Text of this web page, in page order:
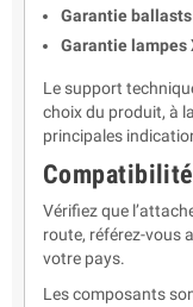
Garantie ballasts
Garantie lampes
Le support
choix du produit, à
principales
Vérifiez que
route, référez-vous
votre pays.
Les composants